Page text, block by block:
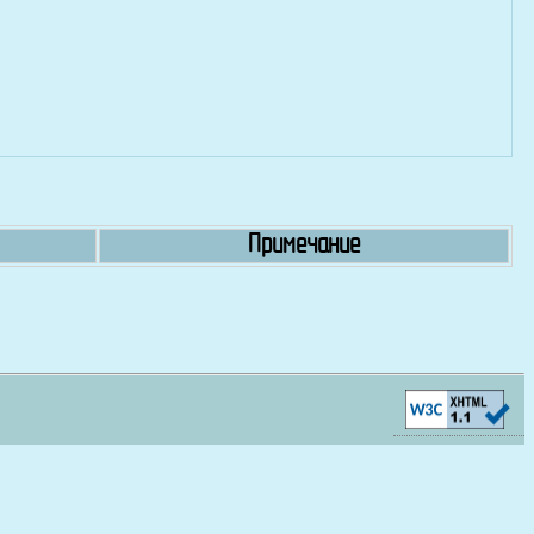
Примечание